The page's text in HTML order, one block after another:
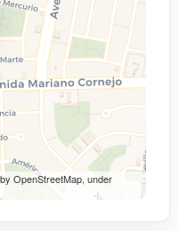
OpenStreetMap, under